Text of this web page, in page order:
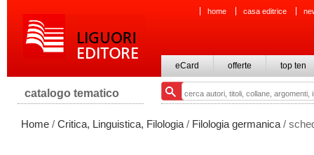
home casa editrice
eCard offerte top ten
catalogo tematico
Home / Critica, Linguistica, Filologia / Filologia germanica /